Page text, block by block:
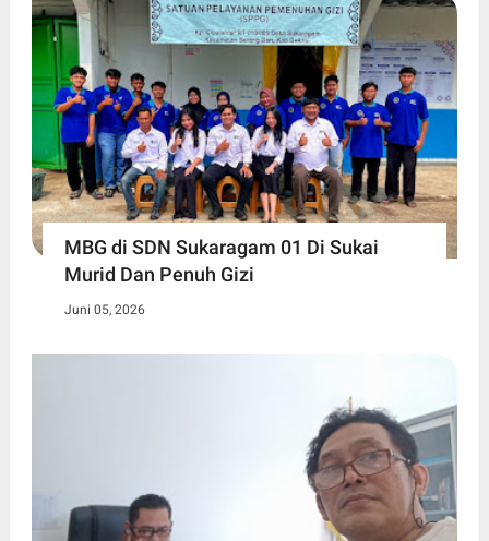
MBG di SDN Sukaragam 01 Di Sukai
Murid Dan Penuh Gizi
Juni 05, 2026